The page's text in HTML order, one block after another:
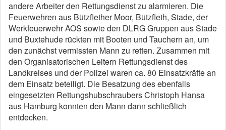
andere Arbeiter den Rettungsdienst zu alarmieren. Die
Feuerwehren aus Bützflether Moor, Bützfleth, Stade, der
Werkfeuerwehr AOS sowie den DLRG Gruppen aus Stade
und Buxtehude rückten mit Booten und Tauchern an, um
den zunächst vermissten Mann zu retten. Zusammen mit
den Organisatorischen Leitern Rettungsdienst des
Landkreises und der Polizei waren ca. 80 Einsatzkräfte an
dem Einsatz beteiligt. Die Besatzung des ebenfalls
eingesetzten Rettungshubschraubers Christoph Hansa
aus Hamburg konnten den Mann dann schließlich
entdecken.